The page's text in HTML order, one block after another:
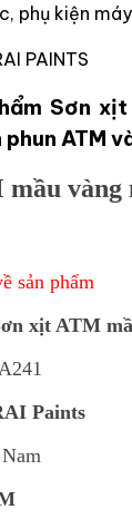
phụ kiện
PAINTS
Sơn xịt
ATM
vàng
sản phẩm
xịt ATM
Paints